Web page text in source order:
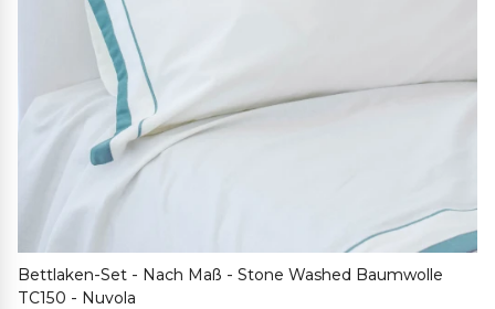
Bettlaken-Set - Nach Maß - Stone Washed Baumwolle
TC150 - Nuvola